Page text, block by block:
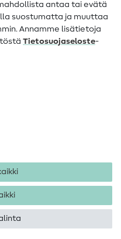
antaa tai evätä
suostumatta ja muuttaa
Annamme lisätietoja
Tietosuojaseloste-